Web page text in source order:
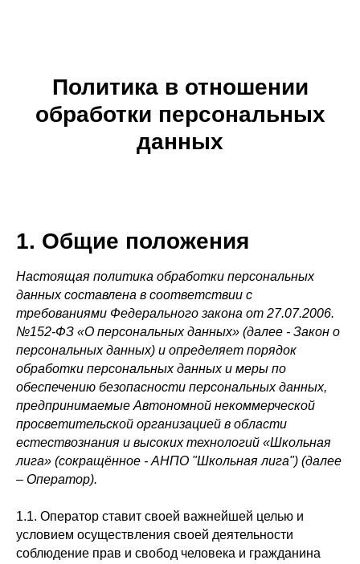
Политика в отношении
обработки персональных
данных
1. Общие положения
Настоящая политика обработки персональных
данных составлена в соответствии с
требованиями Федерального закона от 27.07.2006.
№152-ФЗ «О персональных данных» (далее - Закон о
персональных данных) и определяет порядок
обработки персональных данных и меры по
обеспечению безопасности персональных данных,
предпринимаемые Автономной некоммерческой
просветительской организацией в области
естествознания и высоких технологий «Школьная
лига» (сокращённое - АНПО "Школьная лига") (далее
– Оператор).
1.1. Оператор ставит своей важнейшей целью и
условием осуществления своей деятельности
соблюдение прав и свобод человека и гражданина